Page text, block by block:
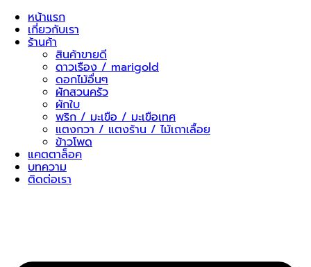
Skip
content
หน้าแรก
เกี่ยวกับเรา
ร้านค้า
สินค้าขายดี
ดาวเรือง / marigold
ดอกไม้อื่นๆ
ผักสวนครัว
ผักใบ
พริก / มะเขือ / มะเขือเทศ
แตงกวา / แตงร้าน / ไม้เถาเลื้อย
ข้าวโพด
แคตตาล็อค
บทความ
ติดต่อเรา